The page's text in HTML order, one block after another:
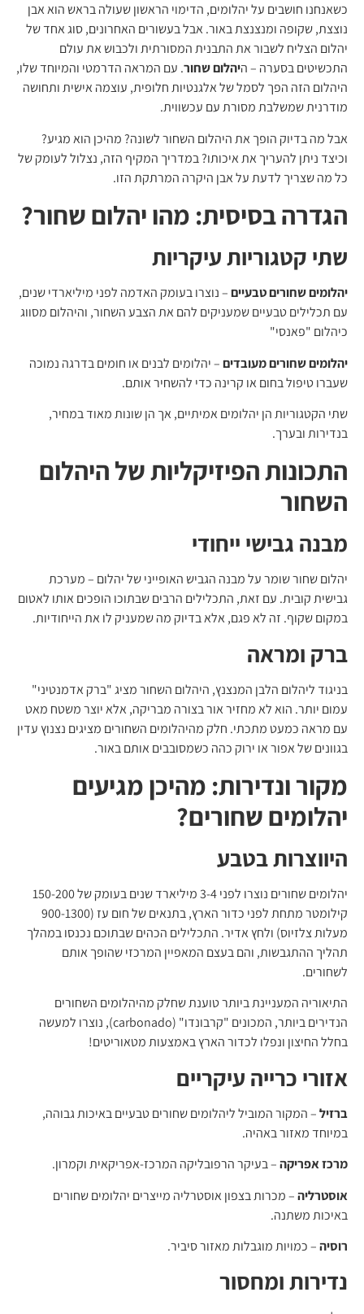
כשאנחנו חושבים על יהלומים, הדימוי הראשון שעולה בראש הוא אבן
נוצצת, שקופה ומנצנצת באור. אבל בעשורים האחרונים, סוג אחד של
יהלום הצליח לשבור את התבנית המסורתית ולכבוש את עולם
התכשיטים בסערה – היהלום שחור. עם המראה הדרמטי והמיוחד שלו,
היהלום הזה הפך לסמל של אלגנטיות חלופית, עוצמה אישית ותחושה
מודרנית שמשלבת מסורת עם עכשווית.
אבל מה בדיוק הופך את היהלום השחור לשונה? מהיכן הוא מגיע?
וכיצד ניתן להעריך את איכותו? במדריך המקיף הזה, נצלול לעומק של
כל מה שצריך לדעת על אבן היקרה המרתקת הזו.
הגדרה בסיסית: מהו יהלום שחור?
שתי קטגוריות עיקריות
יהלומים שחורים טבעיים– נוצרו בעומק האדמה לפני מיליארדי שנים,
עם תכלילים טבעיים שמעניקים להם את הצבע השחור, והיהלום מסווג
כיהלום "פאנסי"
יהלומים שחורים מעובדים– יהלומים לבנים או חומים בדרגה נמוכה
שעברו טיפול בחום או קרינה כדי להשחיר אותם.
שתי הקטגוריות הן יהלומים אמיתיים, אך הן שונות מאוד במחיר,
בנדירות ובערך.
התכונות הפיזיקליות של היהלום
השחור
מבנה גבישי ייחודי
יהלום שחור שומר על מבנה הגביש האופייני של יהלום – מערכת
גבישית קובית. עם זאת, התכלילים הרבים שבתוכו הופכים אותו לאטום
במקום שקוף. זה לא פגם, אלא בדיוק מה שמעניק לו את הייחודיות.
ברק ומראה
בניגוד ליהלום הלבן המנצנץ, היהלום השחור מציג "ברק אדמנטיני"
עמום יותר. הוא לא מחזיר אור בצורה מבריקה, אלא יוצר משטח מאט
עם מראה כמעט מתכתי. חלק מהיהלומים השחורים מציגים נצנוץ עדין
בגוונים של אפור או ירוק כהה כשמסובבים אותם באור.
מקור ונדירות: מהיכן מגיעים
יהלומים שחורים?
היווצרות בטבע
יהלומים שחורים נוצרו לפני 3-4 מיליארד שנים בעומק של 150-200
קילומטר מתחת לפני כדור הארץ, בתנאים של חום עז (900-1300
מעלות צלזיוס) ולחץ אדיר. התכלילים הכהים שבתוכם נכנסו במהלך
תהליך ההתגבשות, והם בעצם המאפיין המרכזי שהופך אותם
לשחורים.
התיאוריה המעניינת ביותר טוענת שחלק מהיהלומים השחורים
הנדירים ביותר, המכונים "קרבונדו" (carbonado), נוצרו למעשה
בחלל החיצון ונפלו לכדור הארץ באמצעות מטאוריטים!
אזורי כרייה עיקריים
ברזיל– המקור המוביל ליהלומים שחורים טבעיים באיכות גבוהה,
במיוחד מאזור באהיה.
מרכז אפריקה– בעיקר הרפובליקה המרכז-אפריקאית וקמרון.
אוסטרליה– מכרות בצפון אוסטרליה מייצרים יהלומים שחורים
באיכות משתנה.
רוסיה– כמויות מוגבלות מאזור סיביר.
נדירות ומחסור